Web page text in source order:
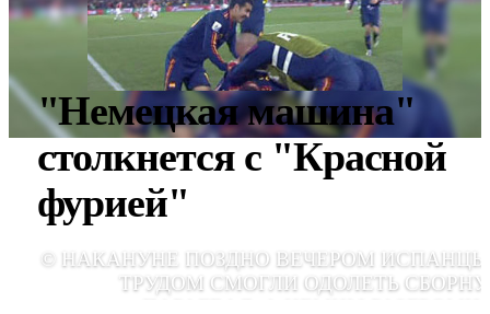
"Немецкая машина"
столкнется с "Красной
фурией"
© НАКАНУНЕ ПОЗДНО ВЕЧЕРОМ
ТРУДОМ СМОГЛИ ОДОЛЕТЬ